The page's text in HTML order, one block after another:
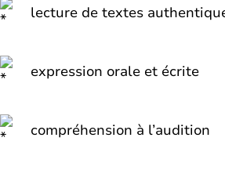
lecture de textes
expression orale et écrite
compréhension à l’audition